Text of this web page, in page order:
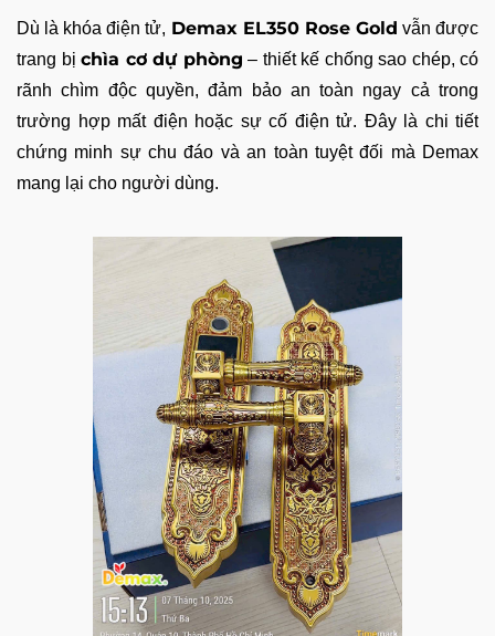
Dù là khóa điện tử, Demax EL350 Rose Gold vẫn được
trang bị chìa cơ dự phòng – thiết kế chống sao chép, có
rãnh chìm độc quyền, đảm bảo an toàn ngay cả trong
trường hợp mất điện hoặc sự cố điện tử. Đây là chi tiết
chứng minh sự chu đáo và an toàn tuyệt đối mà Demax
mang lại cho người dùng.